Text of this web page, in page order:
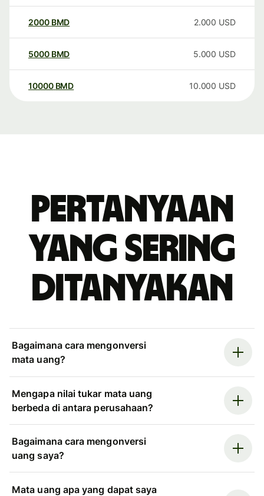
2000 BMD 2.000 USD
5000 BMD 5.000 USD
10000 BMD 10.000 USD
Pertanyaan
yang sering
ditanyakan
Bagaimana cara mengonversi
mata uang?
Mengapa nilai tukar mata uang
berbeda di antara perusahaan?
Bagaimana cara mengonversi
uang saya?
Mata uang apa yang dapat saya